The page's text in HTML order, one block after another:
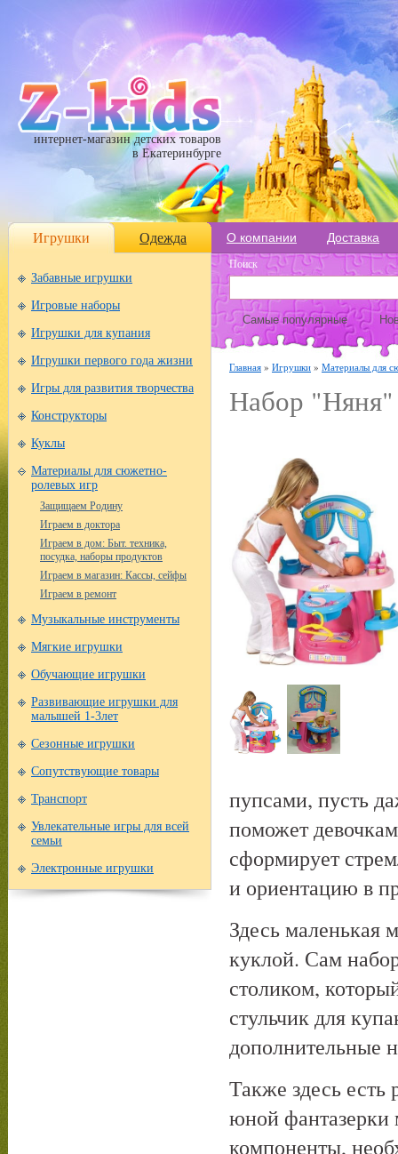
интернет-магазин детских товаров
в Екатеринбурге
Игрушки Одежда О компании Доставка
Забавные игрушки
Игровые наборы
Игрушки для купания
Игрушки первого года жизни
Игры для развития творчества
Конструкторы
Куклы
Материалы для сюжетно-
ролевых игр
Защищаем Родину
Играем в доктора
Играем в дом: Быт. техника,
посудка, наборы продуктов
Играем в магазин: Кассы, сейфы
Играем в ремонт
Музыкальные инструменты
Мягкие игрушки
Обучающие игрушки
Развивающие игрушки для
малышей 1-3лет
Сезонные игрушки
Сопутствующие товары
Транспорт
Увлекательные игры для всей
семьи
Электронные игрушки
Поиск
Самые популярные
Главная » Игрушки » Материалы для
Набор "Няня"
пупсами, пусть
поможет
сформирует
и ориентацию в
Здесь маленькая
куклой. Сам
столиком,
стульчик для
дополнительные
Также здесь есть
юной фантазерки
компоненты,